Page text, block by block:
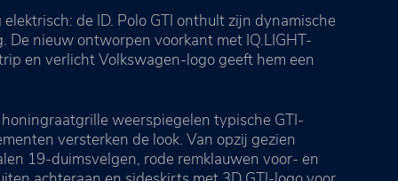
de ID. Polo GTI onthult zijn dynamische
De nieuw ontworpen voorkant met IQ.LIGHT-
en verlicht Volkswagen-logo geeft hem een
weerspiegelen typische GTI-
versterken de look. Van opzij gezien
19-duimsvelgen, rode remklauwen voor- en